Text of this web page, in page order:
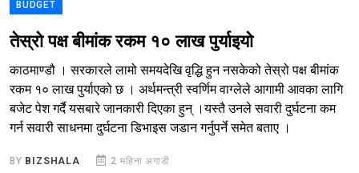
BUDGET
तेस्रो पक्ष बीमांक रकम १० लाख पुर्याइयो
काठमाण्डौ । सरकारले लामो समयदेखि वृद्धि हुन नसकेको तेस्रो पक्ष बीमांक
रकम १० लाख पुर्याएको छ । अर्थमन्त्री स्वर्णिम वाग्लेले आगामी आवका लागि
बजेट पेश गर्दै यसबारे जानकारी दिएका हुन् ।यस्तै उनले सवारी दुर्घटना कम
गर्न सवारी साधनमा दुर्घटना डिभाइस जडान गर्नुपर्ने समेत बताए ।
BY BIZSHALA 2 महिना अगाडी